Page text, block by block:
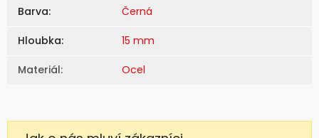
Barva: Černá
Hloubka: 15 mm
Materiál: Ocel